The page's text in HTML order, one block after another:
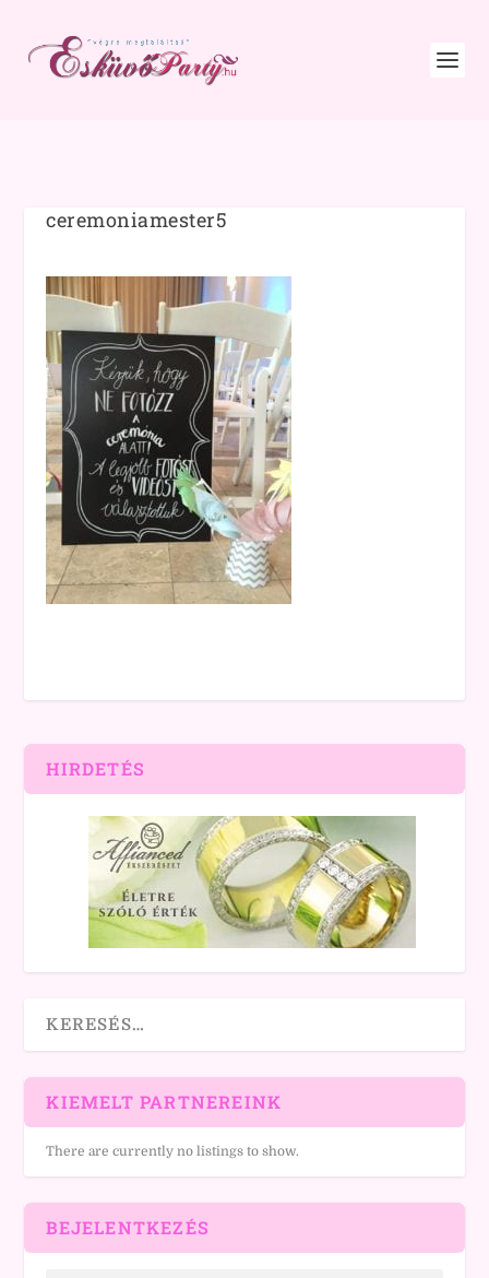
ceremoniamester5
HIRDETÉS
KIEMELT PARTNEREINK
There are currently no listings to show.
BEJELENTKEZÉS